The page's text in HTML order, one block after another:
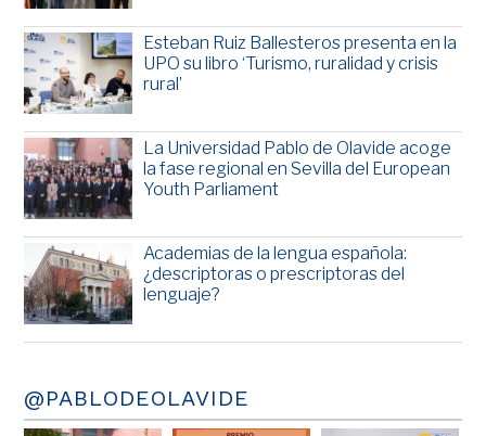
Esteban Ruiz Ballesteros presenta en la
UPO su libro ‘Turismo, ruralidad y crisis
rural’
La Universidad Pablo de Olavide acoge
la fase regional en Sevilla del European
Youth Parliament
Academias de la lengua española:
¿descriptoras o prescriptoras del
lenguaje?
@PABLODEOLAVIDE